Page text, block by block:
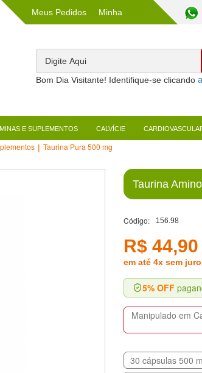
Meus Pedidos Minha
Bom Dia Visitante! Identifique-se clicando
E SUPLEMENTOS CALVÍCIE
Taurina Pura 500 mg
Taurina
Código: 156.98
R$ 44,90
em até 4x sem
5% OFF
Manipulado em
30 cápsulas 500